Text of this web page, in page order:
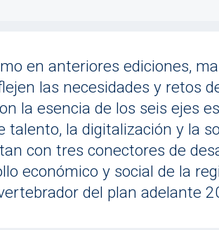
en anteriores ediciones,
las necesidades y retos
la esencia de los seis ejes
talento, la digitalización y la
con tres conectores de
económico y social de la
del plan adelante